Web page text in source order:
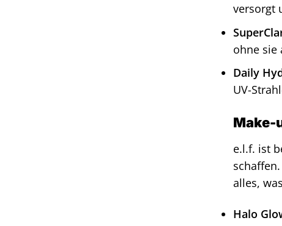
versorgt
ohne sie
Daily
UV-
Make-
e.l.f. ist
alles,
Halo